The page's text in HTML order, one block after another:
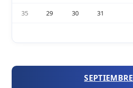
35 29 30 31
SEPTIEMBRE